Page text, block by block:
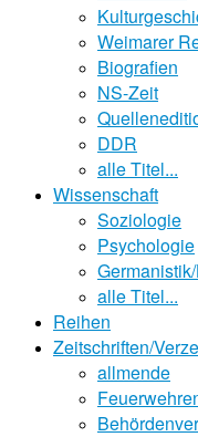
Weimarer
Biografien
NS-Zeit
DDR
alle Titel...
Wissenschaft
Soziologie
Psychologie
alle Titel...
Reihen
Zeitschriften/
allmende